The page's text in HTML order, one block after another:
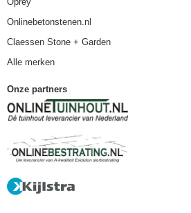
Onlinebetonstenen.nl
Claessen Stone + Garden
Alle merken
Onze partners